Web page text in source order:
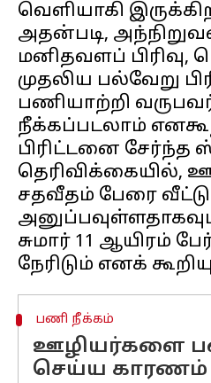
வெளியாகி
அதன்படி,
மனிதவளப் பிரிவு,
முதலிய பல்வேறு
பணியாற்றி
நீக்கப்படலாம்
பிரிட்டனை சேர்ந்த
தெரிவிக்கையில்,
சதவீதம் பேரை
சுமார் 11 ஆயிரம்
பணி நீக்கம்
ஊழியர்களை
செய்ய